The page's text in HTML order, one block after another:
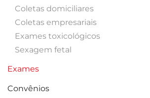
Coletas domiciliares
Coletas empresariais
Exames toxicológicos
Sexagem fetal
Exames
Convênios